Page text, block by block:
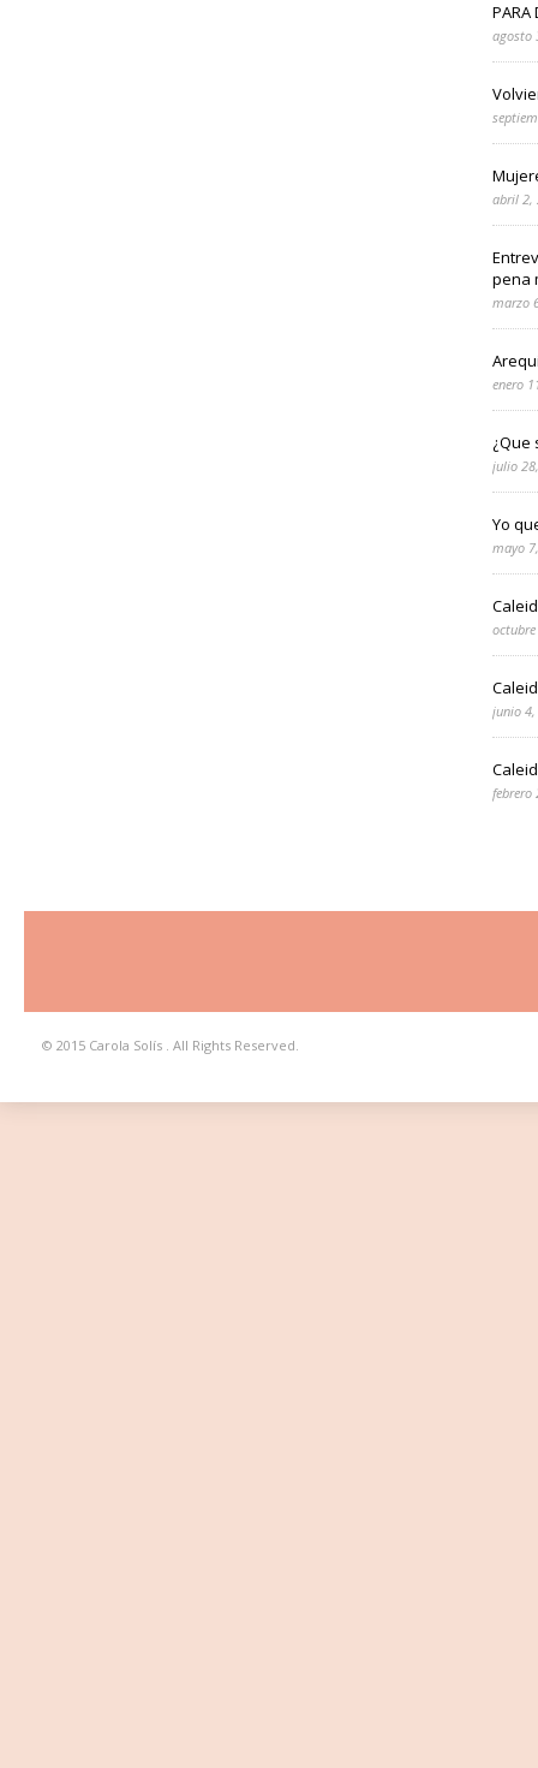
PARA
agosto
abril 2,
pena
marzo
enero
¿Que
julio
Yo
mayo
junio
febrero
© 2015 Carola Solís . All Rights Reserved.